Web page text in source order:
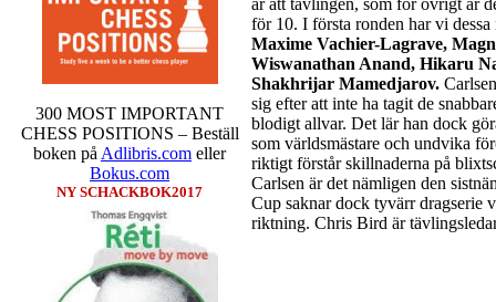
300 MOST IMPORTANT
CHESS POSITIONS – Beställ
boken påAdlibris.com eller
Bokus.com
NY SCHACKBOK2017
för 10. I första ronden har vi
Maxime Vachier-Lagrave,
Wiswanathan Anand, Hikaru
Shakhrijar Mamedjarov.
sig efter att inte ha tagit de
blodigt allvar. Det lär han dock
som världsmästare och undvika
riktigt förstår skillnaderna på
Carlsen är det nämligen den
Cup saknar dock tyvärr dragserie
riktning. Chris Bird är